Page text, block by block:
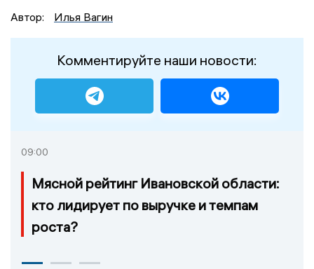
Автор:
Илья Вагин
Комментируйте наши новости:
09:00
Мясной рейтинг Ивановской области:
кто лидирует по выручке и темпам
роста?